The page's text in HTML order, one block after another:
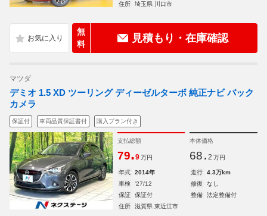
住所
埼玉県 川口市
無
料
見積もり・在庫確認
マツダ
デミオ 1.5 XD ツーリング ディーゼルターボ 純正ナビ バック
カメラ
保証付 車両品質保証書付 購入プラン付き
支払総額
79.9 万円
本体価格
68. 2 万円
年式 2014年 走行
4.3万km
車検
'27/12 修復
なし
保証
保証付 整備
法定整備付
住所
滋賀県 東近江市